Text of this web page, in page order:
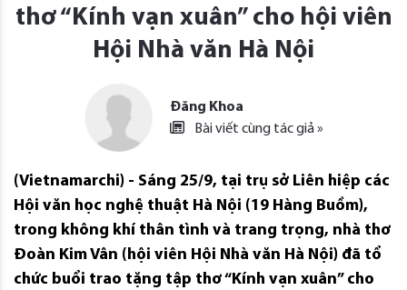
thơ “Kính vạn xuân” cho hội viên
Hội Nhà văn Hà Nội
Đăng Khoa
Bài viết cùng tác giả »
(Vietnamarchi) - Sáng 25/9, tại trụ sở Liên hiệp các
Hội văn học nghệ thuật Hà Nội (19 Hàng Buồm),
trong không khí thân tình và trang trọng, nhà thơ
Đoàn Kim Vân (hội viên Hội Nhà văn Hà Nội) đã tổ
chức buổi trao tặng tập thơ “Kính vạn xuân” cho